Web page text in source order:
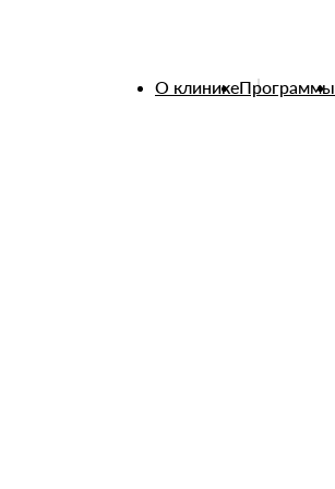
О клиникеПрограммы